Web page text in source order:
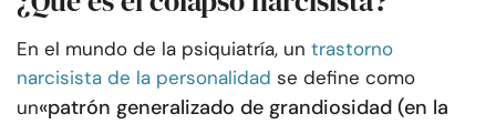
En el mundo de la psiquiatría, un trastorno
narcisista de la personalidad se define como
un«patrón generalizado de grandiosidad (en la